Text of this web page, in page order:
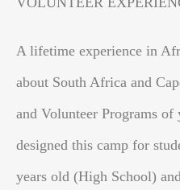
A lifetime experience in
about South Africa and
and Volunteer Programs
designed this camp for
years old (High School)